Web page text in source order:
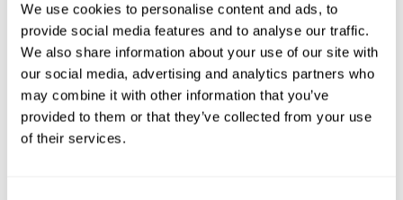
We use cookies to personalise content and ads, to
provide social media features and to analyse our traffic.
We also share information about your use of our site with
our social media, advertising and analytics partners who
may combine it with other information that you’ve
provided to them or that they’ve collected from your use
of their services.
- XV (18-)
Toyota:
- Camry (17-)
- RAV4 V (19-)
VOLVO: